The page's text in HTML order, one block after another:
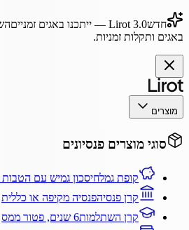
חדשLirot 3.0 — ייתכנו באגים זמניים
באגים ותקלות זמניות.
מוצרים
סוגי מוצרים פנסיונים
קופת גמלחיסכון גמיש עם
קרן פנסיהפנסיה מקיפה או כללית
קרן השתלמות6 שנים, פטור ממס